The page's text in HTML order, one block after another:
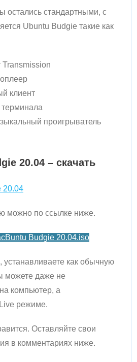
остались стандартными, с
Ubuntu Budgie такие как
Transmission
клиент
проигрыватель
20.04 – скачать
можно по ссылке ниже.
Budgie 20.04.iso
устанавливаете как обычную
можете даже не
компьютер, а
режиме.
Оставляйте свои
в комментариях ниже.